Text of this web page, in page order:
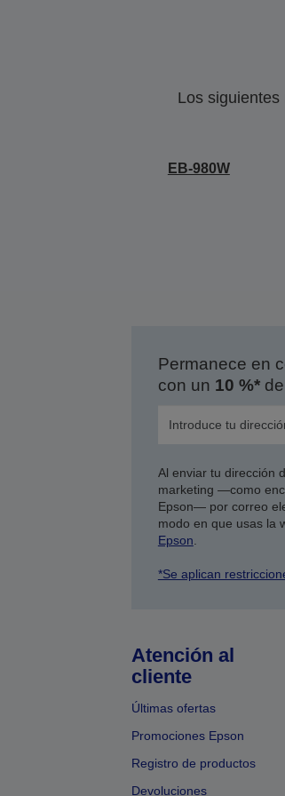
Los
EB-980W
Permanece en
con un 10 %*de
Al enviar tu dirección
marketing —como
Epson— por correo
modo en que usas la
Epson
*Se aplican
Atención al
cliente
Últimas ofertas
Promociones Epson
Registro de productos
Devoluciones